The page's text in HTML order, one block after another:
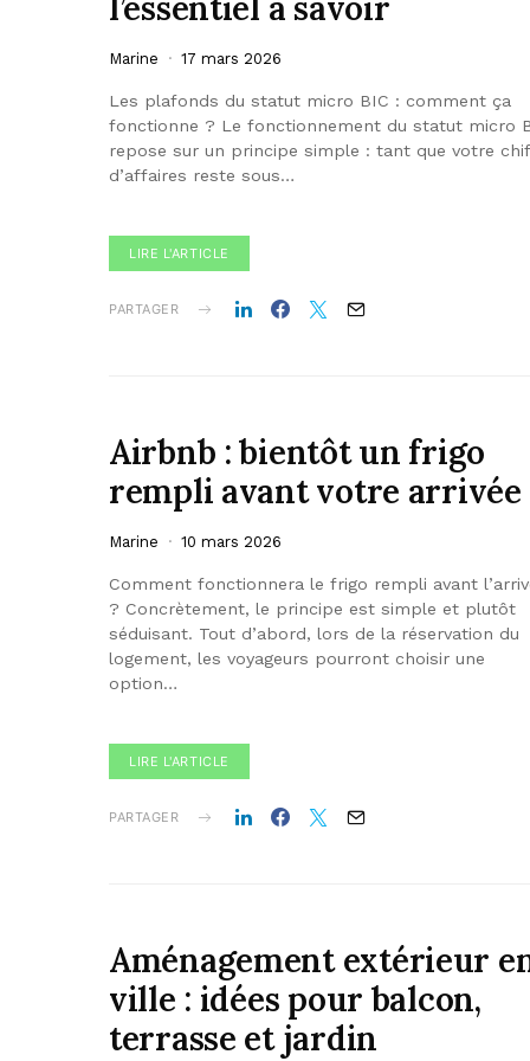
Marine 17 mars 2026
Les plafonds du statut micro BIC : comment ça
fonctionne ? Le fonctionnement du statut micro
repose sur un principe simple : tant que votre
d’affaires reste sous…
LIRE L'ARTICLE
PARTAGER
Airbnb : bientôt un frigo
rempli avant votre arrivée
Marine 10 mars 2026
Comment fonctionnera le frigo rempli avant
? Concrètement, le principe est simple et plutôt
séduisant. Tout d’abord, lors de la réservation du
logement, les voyageurs pourront choisir une
option…
LIRE L'ARTICLE
PARTAGER
Aménagement extérieur
ville : idées pour balcon,
terrasse et jardin